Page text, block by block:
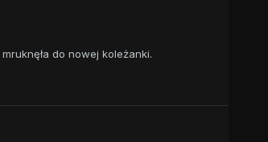
do nowej koleżanki.